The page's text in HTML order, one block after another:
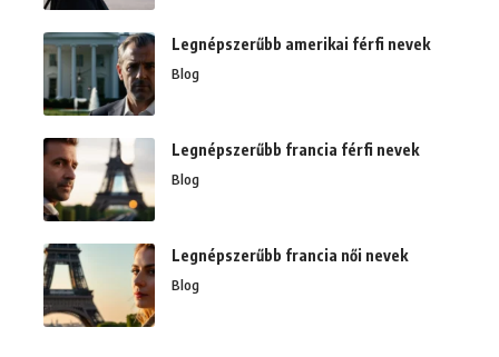
Legnépszerűbb amerikai férfi nevek
Blog
Legnépszerűbb francia férfi nevek
Blog
Legnépszerűbb francia női nevek
Blog